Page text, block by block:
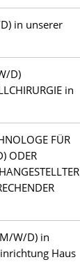
D) in unserer
D)
in
FÜR
ODER
W/D) in
Haus